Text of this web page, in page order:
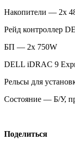
Накопители — 2x
Рейд контроллер
БП — 2x 750W
DELL iDRAC 9
Рельсы для
Состояние — Б/У,
Поделиться